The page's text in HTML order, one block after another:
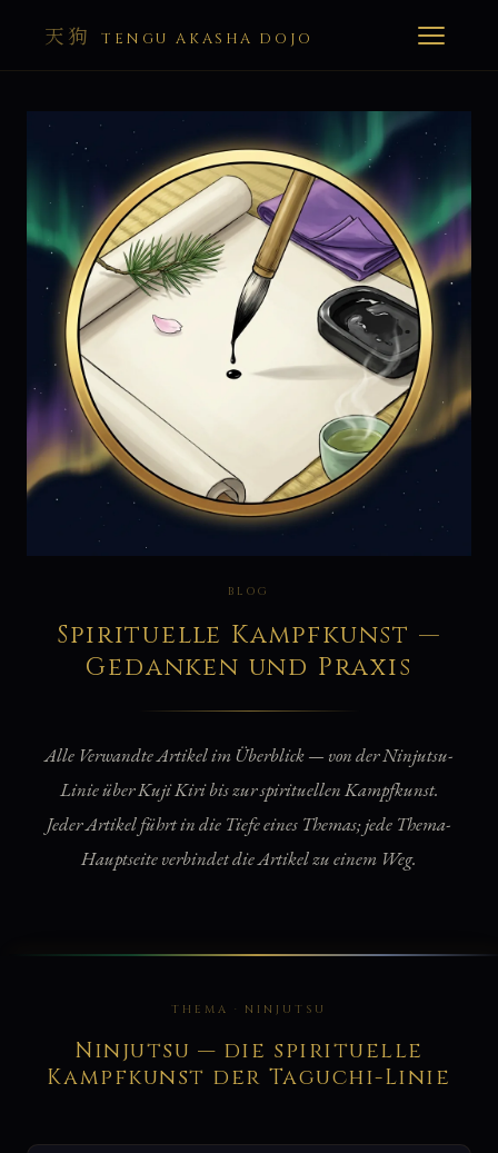
天狗 TENGU AKASHA DOJO
BLOG
Spirituelle Kampfkunst —
Gedanken und Praxis
Alle Verwandte Artikel im Überblick — von der Ninjutsu-
Linie über Kuji Kiri bis zur spirituellen Kampfkunst.
Jeder Artikel führt in die Tiefe eines Themas; jede Thema-
Hauptseite verbindet die Artikel zu einem Weg.
THEMA · NINJUTSU
Ninjutsu — die spirituelle
Kampfkunst der Taguchi-Linie